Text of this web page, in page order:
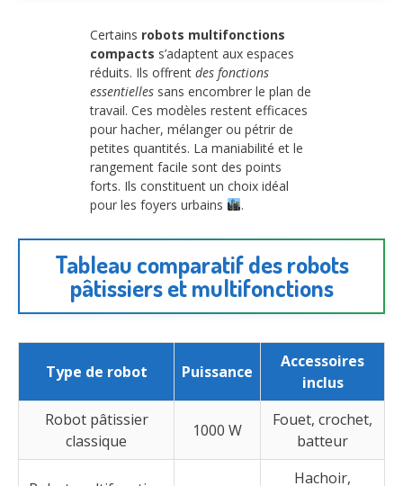
Certains robots multifonctions
compacts s’adaptent aux espaces
réduits. Ils offrent des fonctions
essentielles sans encombrer le plan de
travail. Ces modèles restent efficaces
pour hacher, mélanger ou pétrir de
petites quantités. La maniabilité et le
rangement facile sont des points
forts. Ils constituent un choix idéal
pour les foyers urbains
.
Tableau comparatif des robots
pâtissiers et multifonctions
Type de robot Puissance
Accessoires
inclus
Robot pâtissier
classique
1000 W
Fouet, crochet,
batteur
Hachoir,